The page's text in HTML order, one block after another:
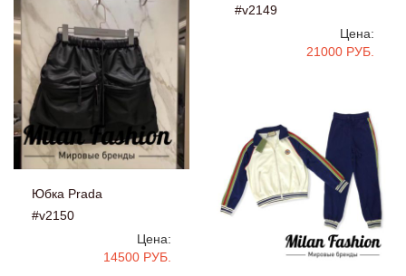
#v2149
Цена:
21000 РУБ.
Юбка Prada
#v2150
Цена:
14500 РУБ.